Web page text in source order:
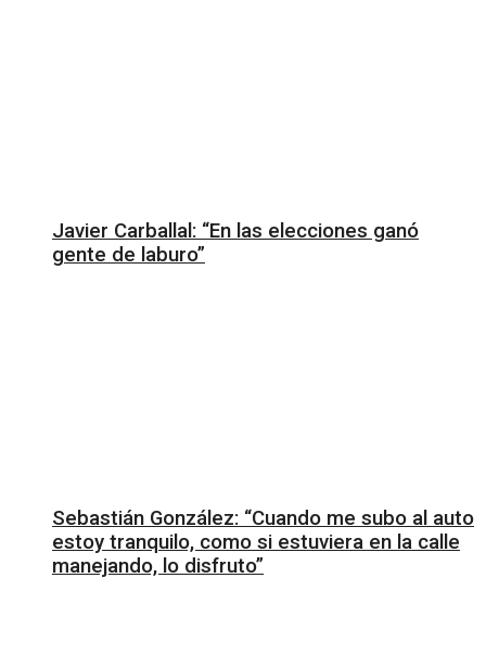
Javier Carballal: “En las elecciones ganó
gente de laburo”
Sebastián González: “Cuando me subo al auto
estoy tranquilo, como si estuviera en la calle
manejando, lo disfruto”